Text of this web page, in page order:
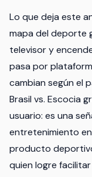
Lo que deja este
mapa del deporte
televisor y
pasa por
cambian según el
Brasil vs. Escocia
usuario: es una
entretenimiento
producto
quien logre